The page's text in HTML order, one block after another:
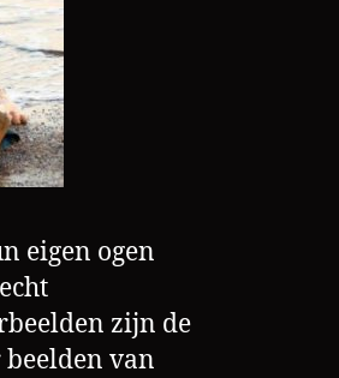
eigen ogen
zijn de
van